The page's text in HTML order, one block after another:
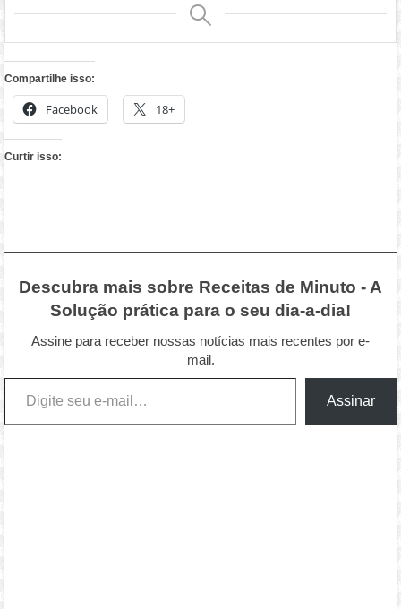
Compartilhe isso:
Facebook 18+
Curtir isso:
Descubra mais sobre Receitas de Minuto - A
Solução prática para o seu dia-a-dia!
Assine para receber nossas notícias mais recentes por e-
mail.
Digite seu e-mail…
Assinar